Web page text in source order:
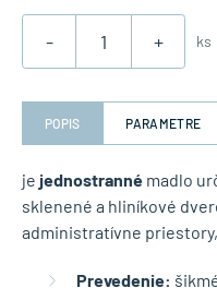
- + ks
POPIS PARAMETRE
je jednostranné madlo
sklenené a hliníkové
administratívne priestory,
Prevedenie: